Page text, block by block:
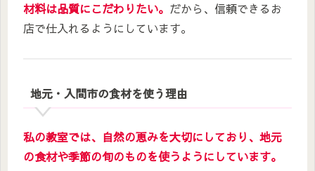
材料は品質にこだわりたい。 だから、信頼できるお
店で仕入れるようにしています。
地元・入間市の食材を使う理由
私の教室では、自然の恵みを大切にしており、地元
の食材や季節の旬のものを使うようにしています。